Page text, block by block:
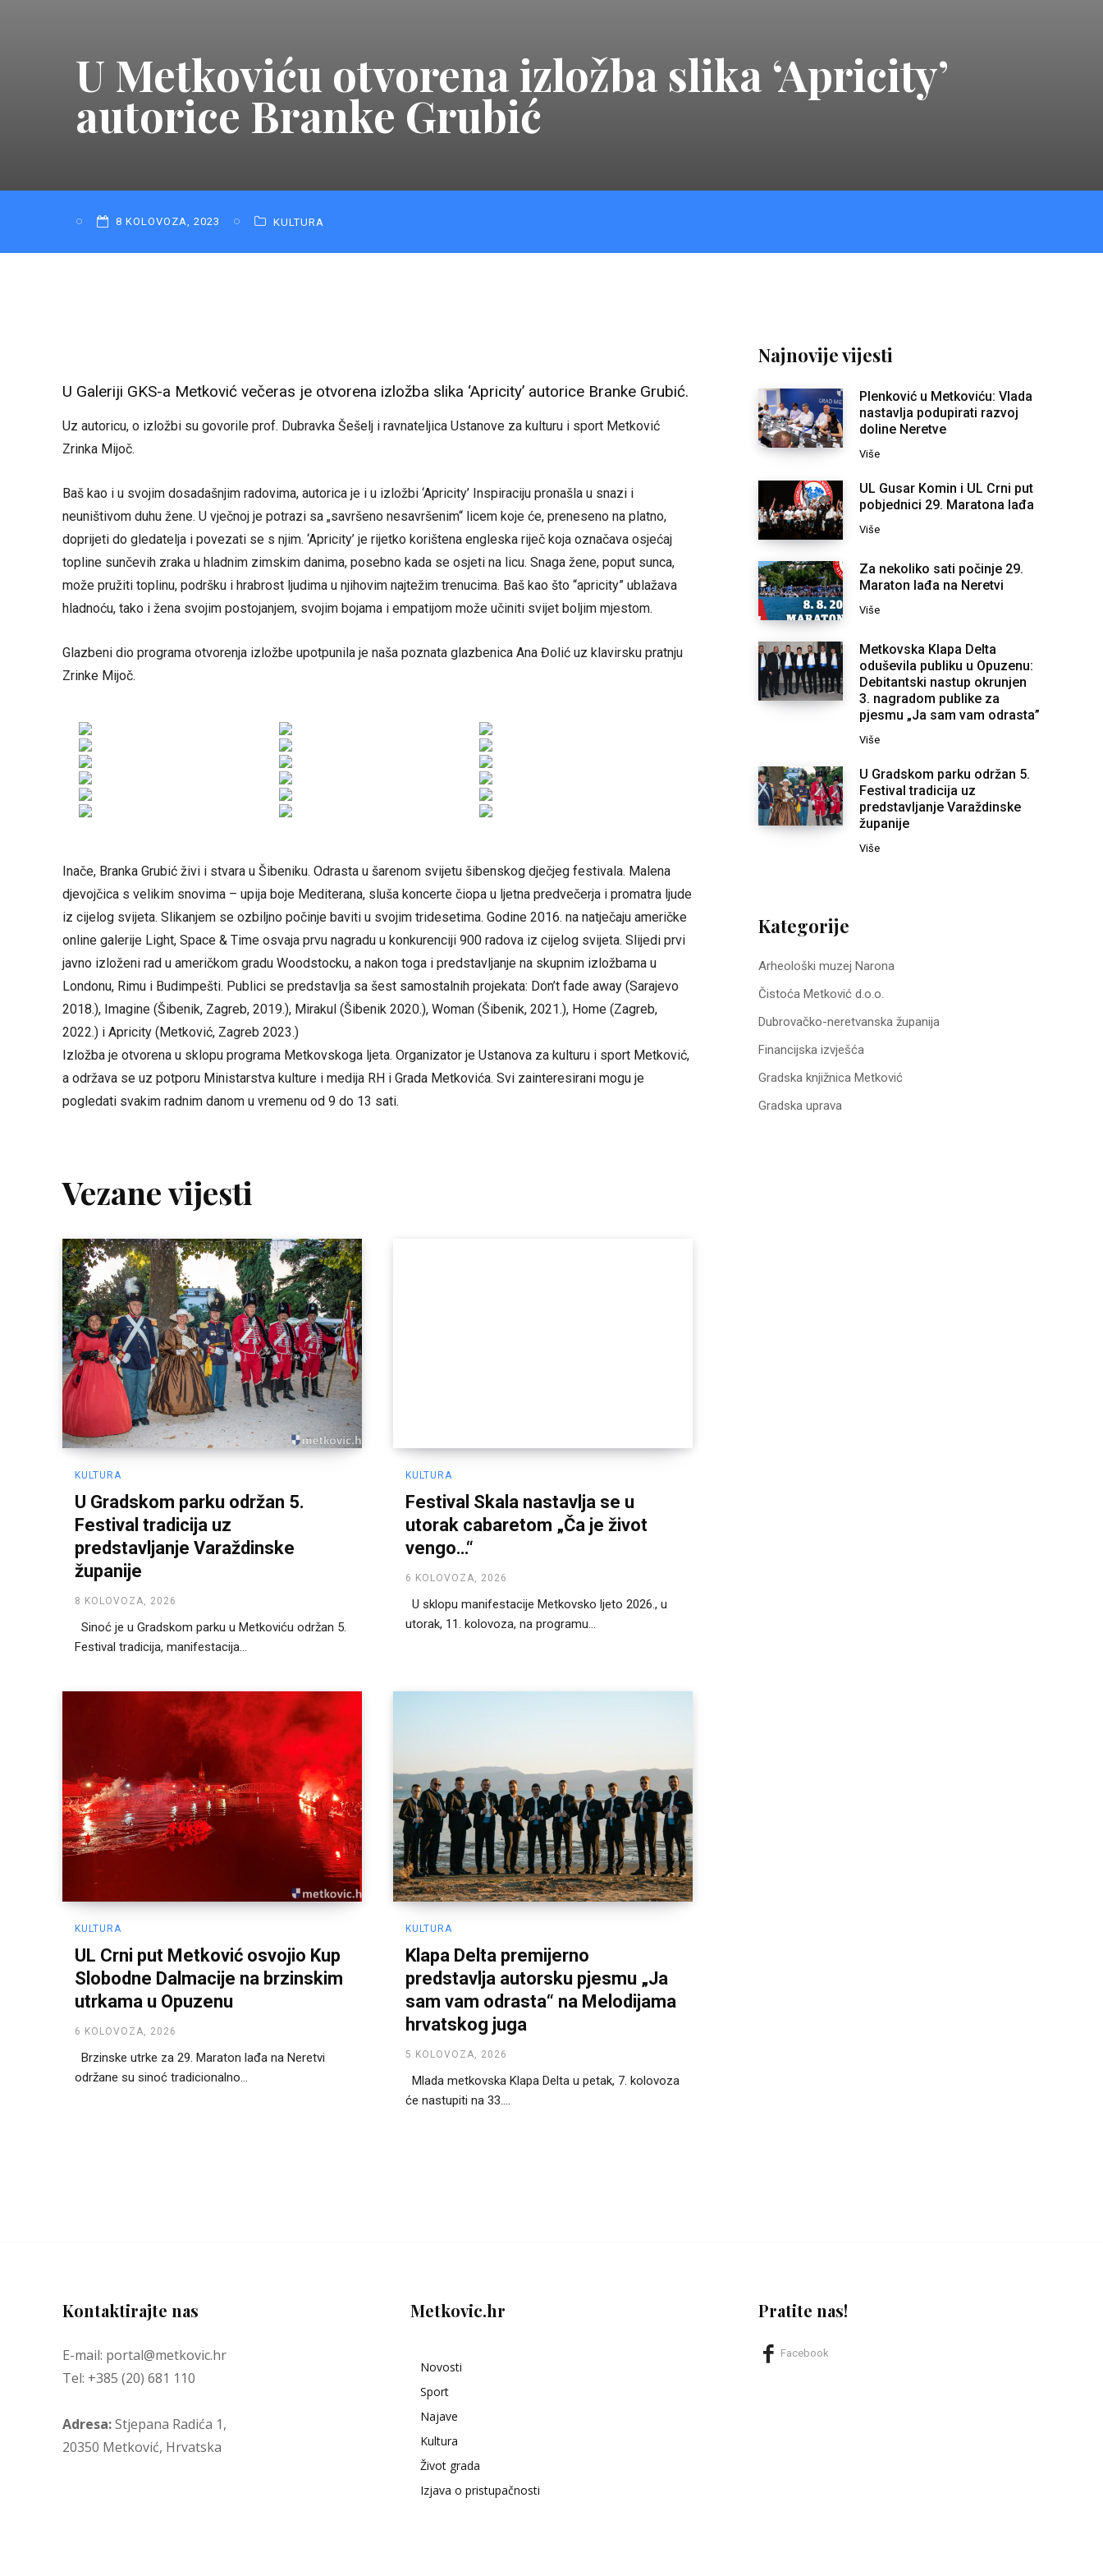
U Metkoviću otvorena izložba slika ‘Apricity’
autorice Branke Grubić
8 KOLOVOZA, 2023 KULTURA
U Galeriji GKS-a Metković večeras je otvorena izložba slika ‘Apricity’ autorice Branke Grubić.
Uz autoricu, o izložbi su govorile prof. Dubravka Šešelj i ravnateljica Ustanove za kulturu i sport Metković
Zrinka Mijoč.
Baš kao i u svojim dosadašnjim radovima, autorica je i u izložbi ‘Apricity’ Inspiraciju pronašla u snazi i
neuništivom duhu žene. U vječnoj je potrazi sa „savršeno nesavršenim“ licem koje će, preneseno na platno,
doprijeti do gledatelja i povezati se s njim. ‘Apricity’ je rijetko korištena engleska riječ koja označava osjećaj
topline sunčevih zraka u hladnim zimskim danima, posebno kada se osjeti na licu. Snaga žene, poput sunca,
može pružiti toplinu, podršku i hrabrost ljudima u njihovim najtežim trenucima. Baš kao što “apricity” ublažava
hladnoću, tako i žena svojim postojanjem, svojim bojama i empatijom može učiniti svijet boljim mjestom.
Glazbeni dio programa otvorenja izložbe upotpunila je naša poznata glazbenica Ana Đolić uz klavirsku pratnju
Zrinke Mijoč.
Inače, Branka Grubić živi i stvara u Šibeniku. Odrasta u šarenom svijetu šibenskog dječjeg festivala. Malena
djevojčica s velikim snovima – upija boje Mediterana, sluša koncerte čiopa u ljetna predvečerja i promatra ljude
iz cijelog svijeta. Slikanjem se ozbiljno počinje baviti u svojim tridesetima. Godine 2016. na natječaju američke
online galerije Light, Space & Time osvaja prvu nagradu u konkurenciji 900 radova iz cijelog svijeta. Slijedi prvi
javno izloženi rad u američkom gradu Woodstocku, a nakon toga i predstavljanje na skupnim izložbama u
Londonu, Rimu i Budimpešti. Publici se predstavlja sa šest samostalnih projekata: Don’t fade away (Sarajevo
2018.), Imagine (Šibenik, Zagreb, 2019.), Mirakul (Šibenik 2020.), Woman (Šibenik, 2021.), Home (Zagreb,
2022.) i Apricity (Metković, Zagreb 2023.)
Izložba je otvorena u sklopu programa Metkovskoga ljeta. Organizator je Ustanova za kulturu i sport Metković,
a održava se uz potporu Ministarstva kulture i medija RH i Grada Metkovića. Svi zainteresirani mogu je
pogledati svakim radnim danom u vremenu od 9 do 13 sati.
Vezane vijesti
KULTURA
U Gradskom parku održan 5.
Festival tradicija uz
predstavljanje Varaždinske
županije
8 KOLOVOZA, 2026
Sinoć je u Gradskom parku u Metkoviću održan 5.
Festival tradicija, manifestacija...
KULTURA
Festival Skala nastavlja se u
utorak cabaretom „Ča je život
vengo…“
6 KOLOVOZA, 2026
utorak, 11. kolovoza, na programu...
KULTURA
UL Crni put Metković osvojio Kup
Slobodne Dalmacije na brzinskim
utrkama u Opuzenu
6 KOLOVOZA, 2026
Brzinske utrke za 29. Maraton lađa na Neretvi
održane su sinoć tradicionalno...
KULTURA
Klapa Delta premijerno
predstavlja autorsku pjesmu „Ja
sam vam odrasta“ na Melodijama
hrvatskog juga
5 KOLOVOZA, 2026
Mlada metkovska Klapa Delta u petak, 7. kolovoza
će nastupiti na 33....
Najnovije vijesti
Plenković u Metkoviću: Vlada
nastavlja podupirati razvoj
doline Neretve
Više
UL Gusar Komin i UL Crni put
pobjednici 29. Maratona lađa
Više
Za nekoliko sati počinje 29.
Maraton lađa na Neretvi
Više
Metkovska Klapa Delta
oduševila publiku u Opuzenu:
Debitantski nastup okrunjen
3. nagradom publike za
pjesmu „Ja sam vam odrasta”
Više
U Gradskom parku održan 5.
Festival tradicija uz
predstavljanje Varaždinske
županije
Više
Kategorije
Arheološki muzej Narona
Čistoća Metković d.o.o.
Dubrovačko-neretvanska županija
Financijska izvješća
Gradska knjižnica Metković
Gradska uprava
Kontaktirajte nas
E-mail: portal@metkovic.hr
Tel: +385 (20) 681 110
Adresa:Stjepana Radića 1,
20350 Metković, Hrvatska
Metkovic.hr
Novosti
Sport
Najave
Kultura
Život grada
Izjava o pristupačnosti
Pratite nas!
Facebook